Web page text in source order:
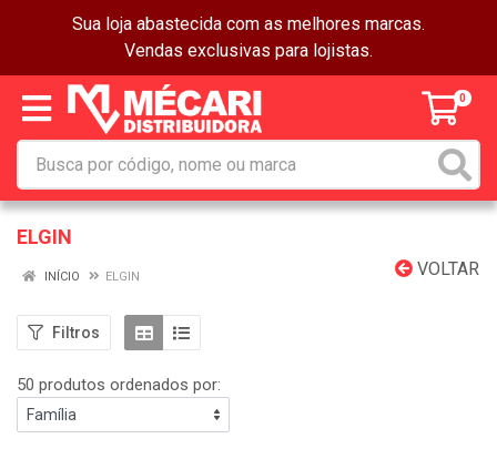
Sua loja abastecida com as melhores marcas.
Vendas exclusivas para lojistas.
0
ELGIN
VOLTAR
INÍCIO ELGIN
Filtros
50 produtos ordenados por: